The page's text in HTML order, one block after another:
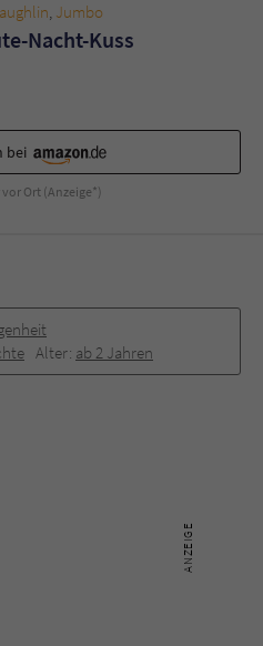
, Jumbo
Nacht-Kuss
bei
Ort (Anzeige*)
Alter: ab 2 Jahren
Medien GmbH & Co. KG
gewährleistet die
der Webseite mit dem
benötigt um z. B. den
des Kontaktformulars zu